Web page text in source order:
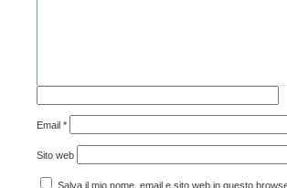
Email *
Sito web
Salva il mio nome, email e sito web in questo